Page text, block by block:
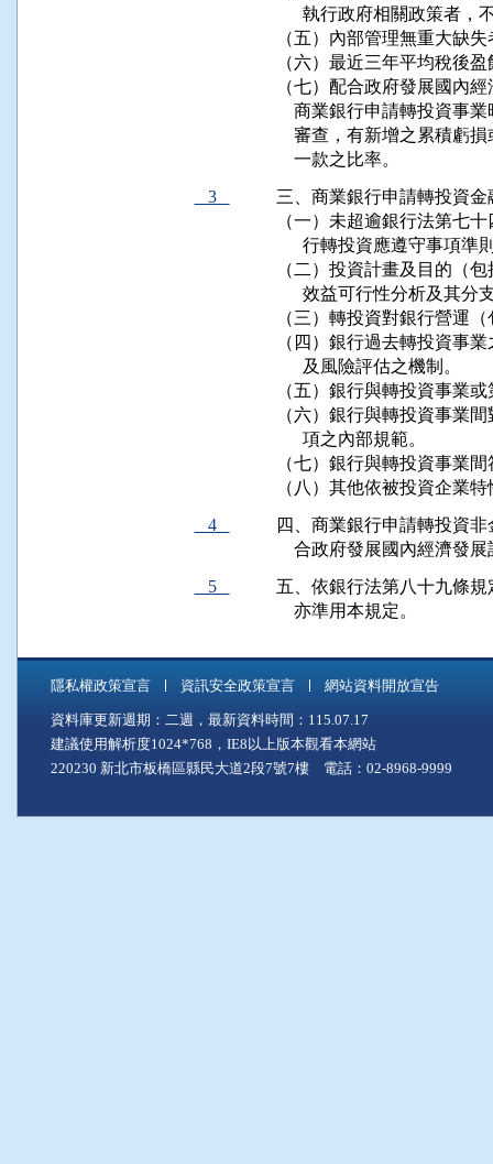
執行政府相關政策者，
（五）內部管理無重大缺
（六）最近三年平均稅後
（七）配合政府發展國內
商業銀行申請轉投資事
審查，有新增之累積虧
    一款之比率。
3
三、商業銀行申請轉投資
（一）未超逾銀行法第七
行轉投資應遵守事項
（二）投資計畫及目的（
效益可行性分析及其
（三）轉投資對銀行營運
（四）銀行過去轉投資事
      及風險評估之機制。
（五）銀行與轉投資事業
（六）銀行與轉投資事業
      項之內部規範。
（七）銀行與轉投資事業
（八）其他依被投資企業
4
四、商業銀行申請轉投資
合政府發展國內經濟發
5
五、依銀行法第八十九條
    亦準用本規定。
隱私權政策宣言 資訊安全政策宣言 網站資料開放宣告
資料庫更新週期：二週，最新資料時間：115.07.17
建議使用解析度1024*768，IE8以上版本觀看本網站
220230 新北市板橋區縣民大道2段7號7樓 電話：02-8968-9999